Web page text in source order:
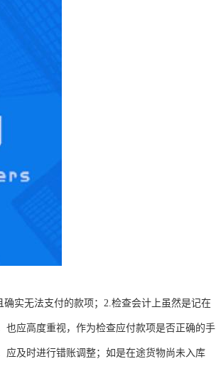
实无法支付的款项；2.检查会计上虽然是记在
也应高度重视，作为检查应付款项是否正确的手
应及时进行错账调整；如是在途货物尚未入库